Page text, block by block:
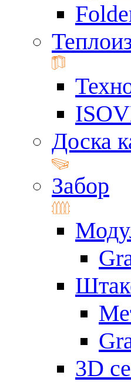
Доска
Забор
3D